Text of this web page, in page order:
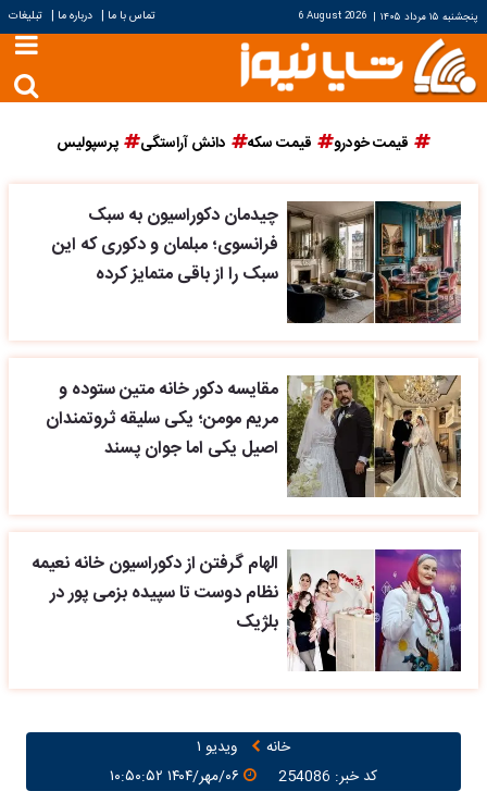
پنجشنبه ۱۵ مرداد ۱۴۰۵ |
6 August 2026 تماس با ما | درباره ما | تبلیغات
قیمت خودرو قیمت سکه دانش آراستگی پرسپولیس
چیدمان دکوراسیون به سبک
فرانسوی؛ مبلمان و دکوری که این
سبک را از باقی متمایز کرده
مقایسه دکور خانه متین ستوده و
مریم مومن؛ یکی سلیقه ثروتمندان
اصیل یکی اما جوان پسند
الهام گرفتن از دکوراسیون خانه نعیمه
نظام دوست تا سپیده بزمی پور در
بلژیک
خانه
ویدیو ۱
کد خبر: 254086